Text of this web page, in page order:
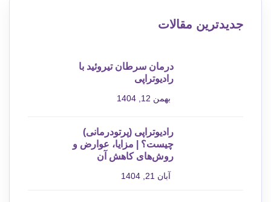
جدیدترین مقالات
درمان سرطان تیروئید با
رادیوتراپی
بهمن 12, 1404
رادیوتراپی (پرتودرمانی)
چیست؟ | مزایا، عوارض و
روش‌های کاهش آن
آبان 21, 1404